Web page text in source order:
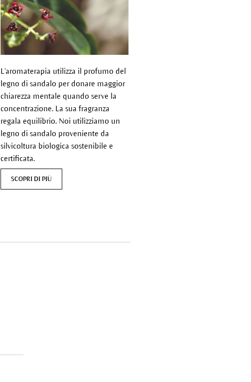
L'aromaterapia utilizza il profumo del
legno di sandalo per donare maggior
chiarezza mentale quando serve la
concentrazione. La sua fragranza
regala equilibrio. Noi utilizziamo un
legno di sandalo proveniente da
silvicoltura biologica sostenibile e
certificata.
SCOPRI DI PIÙ